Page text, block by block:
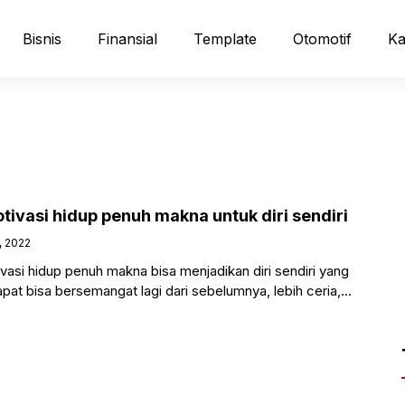
Bisnis Finansial Template Otomotif
hidup penuh makna untuk diri sendiri
2022
hidup penuh makna bisa menjadikan diri sendiri yang
bisa bersemangat lagi dari sebelumnya, lebih ceria,